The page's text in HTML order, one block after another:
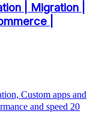
| Migration |
|
Custom apps and
and speed 20